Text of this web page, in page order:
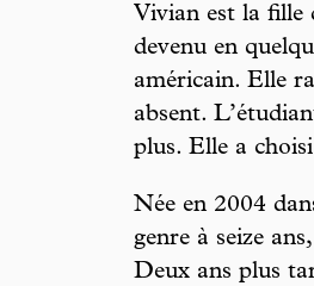
Vivian est la fille
devenu en
américain. Elle
absent.
plus. Elle a
Née en 2004
genre à seize
Deux ans plus